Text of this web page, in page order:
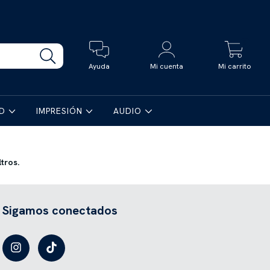
Ayuda Mi cuenta Mi carrito
IMPRESIÓN AUDIO
Sigamos conectados